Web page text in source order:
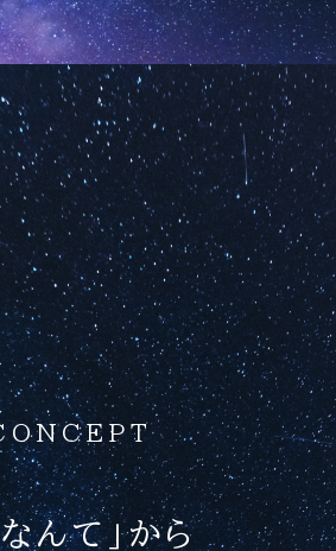
んて」から